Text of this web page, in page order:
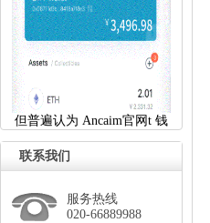
但普遍认为 Ancaim官网t 钱
联系我们
服务热线
020-66889988